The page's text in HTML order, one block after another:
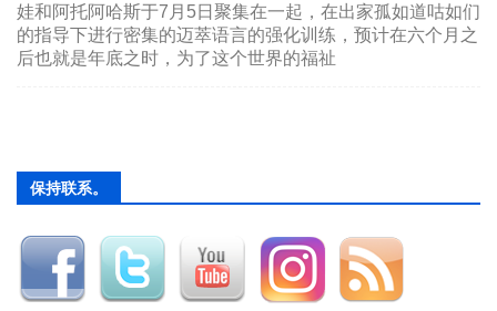
娃和阿托阿哈斯于7月5日聚集在一起，在出家孤如道咕如们
的指导下进行密集的迈萃语言的强化训练，预计在六个月之
后也就是年底之时，为了这个世界的福祉
保持联系。